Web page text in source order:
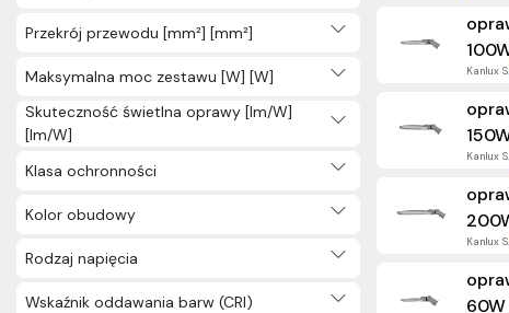
Przekrój przewodu [mm²] [mm²]
Maksymalna moc zestawu [W] [W]
Skuteczność świetlna oprawy [lm/W]
[lm/W]
Klasa ochronności
Kolor obudowy
Rodzaj napięcia
Wskaźnik oddawania barw (CRI)
Kanlux
Kanlux
Kanlux
60W